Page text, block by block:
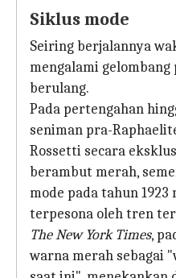
Siklus mode
Seiring berjalannya
mengalami
berulang.
Pada pertengahan
seniman pra-
Rossetti secara
berambut merah,
mode pada tahun
terpesona oleh tren
The New York Times,
warna merah sebagai